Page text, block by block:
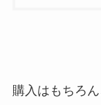
購入はもちろ